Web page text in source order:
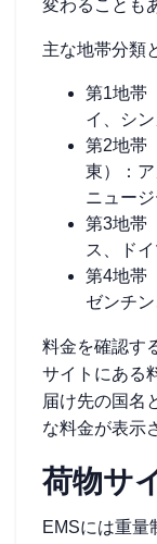
変わることも
主な地帯分類
第1地帯
イ、シ
第2地帯
東）：
ニュー
第3地帯
ス、ド
第4地帯
ゼンチ
料金を確認す
サイトにある
届け先の国名
な料金が表示
荷物サ
EMSには重量